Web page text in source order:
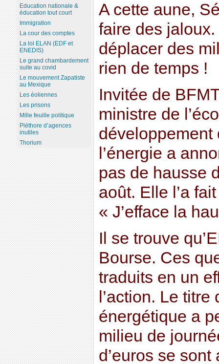
A cette aune,
faire des
déplacer des
rien de temps !
Invitée de
ministre de
développement
l’énergie a
pas de hausse
août. Elle l’a
« J’efface la
Il se trouve
Bourse. Ces
traduits en un
l’action. Le
énergétique a
milieu de
d’euros se
Education nationale &
éducation tout court
Immigration
La cour des comptes
La loi ELAN (EDF et
ENEDIS)
Le grand chambardement
suite au covid
Le mouvement Zapatiste
au Mexique
Les éoliennes
Les prisons
Mille feuille politique
Pléthore d’agences
inutiles
Thorium